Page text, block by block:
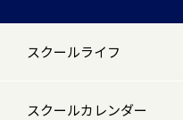
スクールライフ
スクールカレンダー